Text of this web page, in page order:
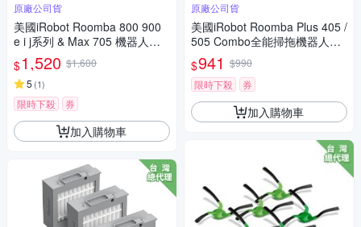
原廠公司貨
美國iRobot Roomba 800 900
e i j系列 & Max 705 機器人原
廠主刷1組2支
$1,520 $1,600
5 (1)
限時下殺 券
加入購物車
原廠公司貨
美國iRobot Roomba Plus 405 /
505 Combo全能掃拖機器人專
用原廠濾網3片
$941 $990
限時下殺
券
加入購物車